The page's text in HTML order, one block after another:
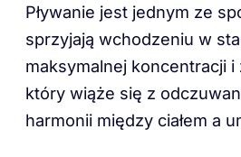
Pływanie jest jednym ze
sprzyjają wchodzeniu w
maksymalnej koncentracji i
który wiąże się z
harmonii między ciałem a